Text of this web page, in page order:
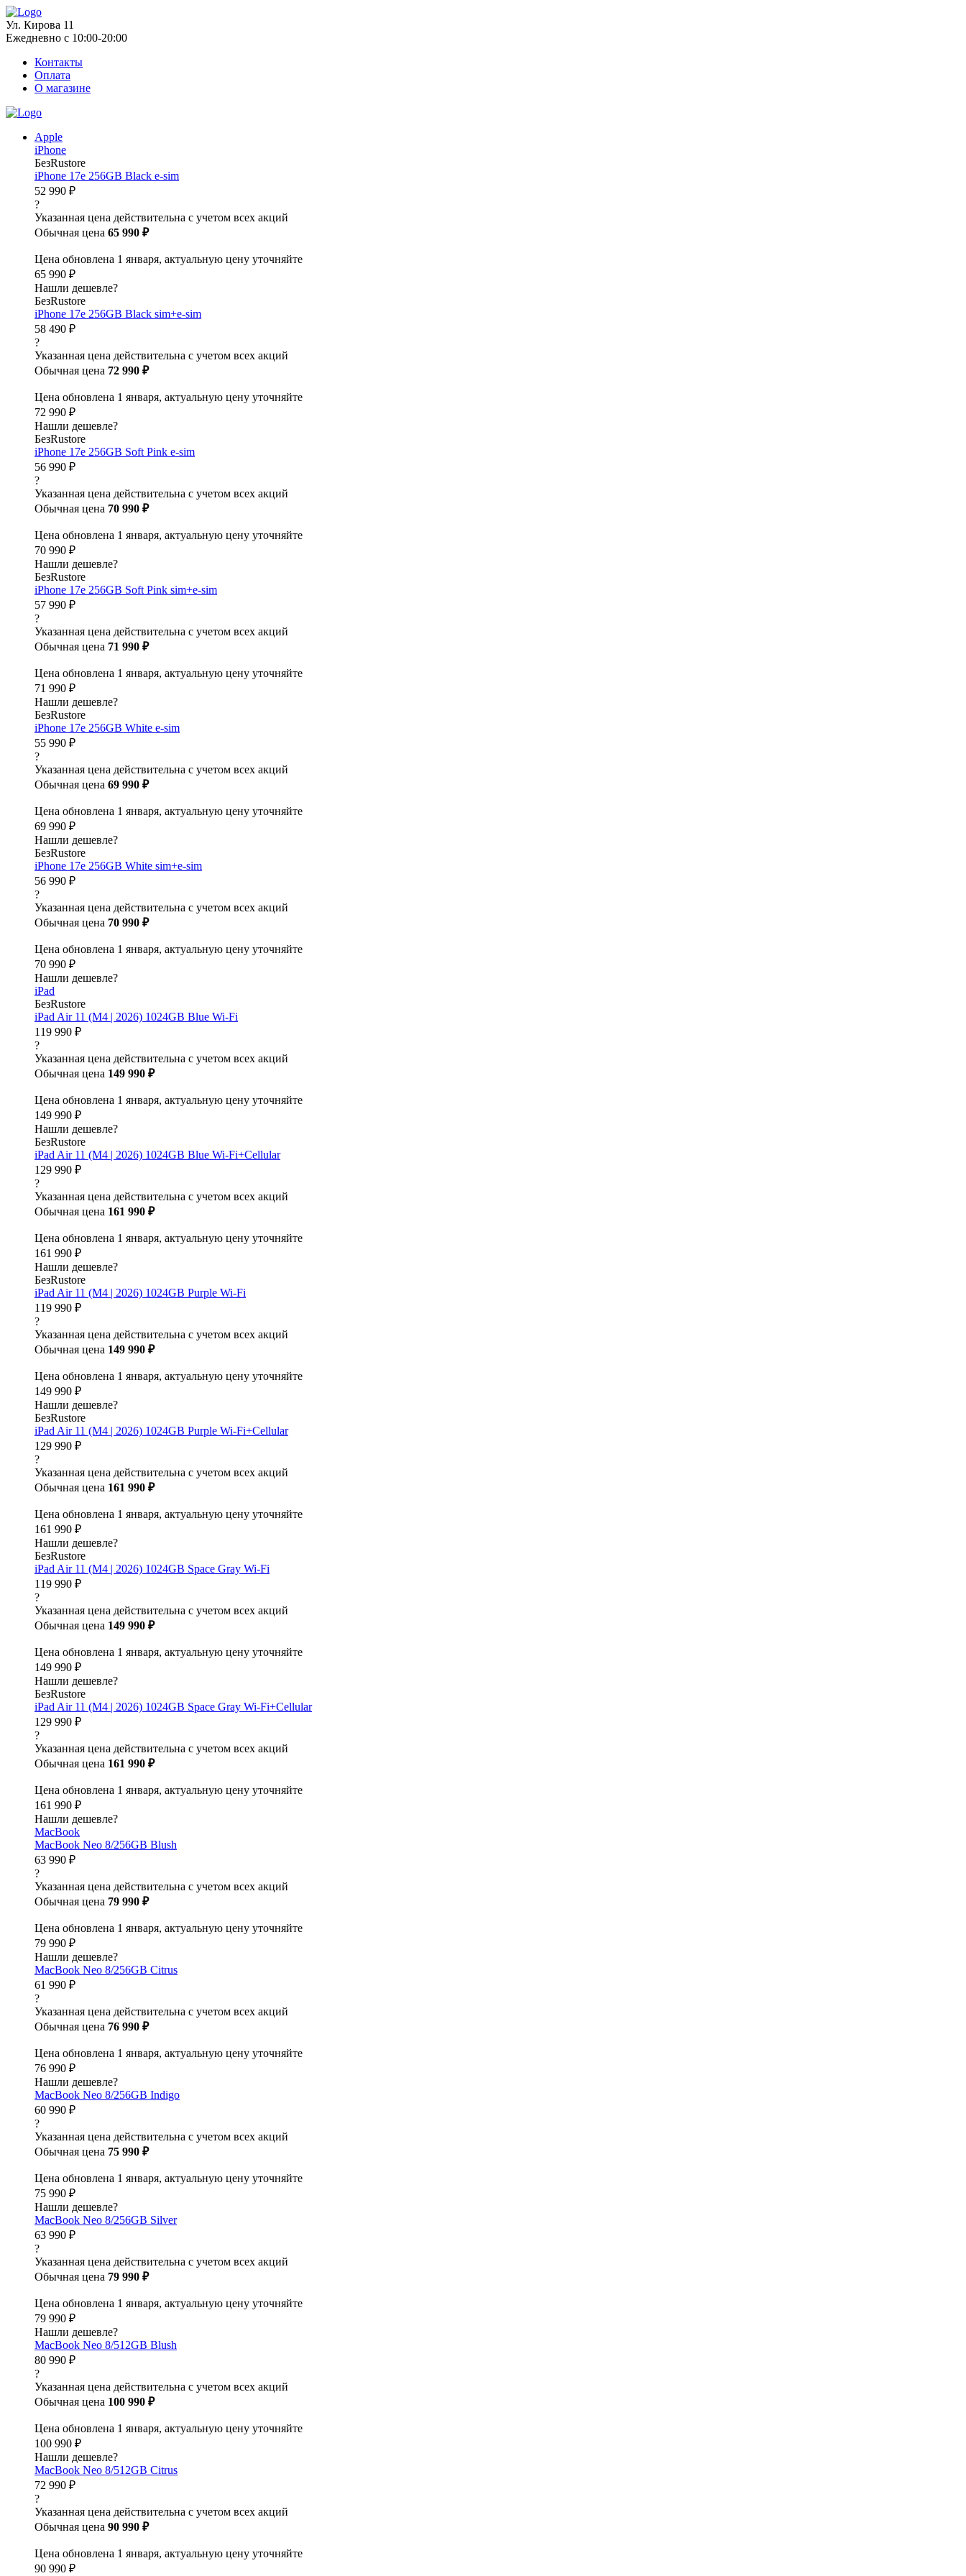
Ул. Кирова 11
Ежедневно с 10:00-20:00
Контакты
Оплата
О магазине
Apple
iPhone
БезRustore
iPhone 17e 256GB Black e-sim
52 990 ₽
?
Указанная цена действительна с учетом всех акций
Обычная цена 65 990 ₽
Цена обновлена 1 января, актуальную цену уточняйте
65 990 ₽
Нашли дешевле?
БезRustore
iPhone 17e 256GB Black sim+e-sim
58 490 ₽
?
Указанная цена действительна с учетом всех акций
Обычная цена 72 990 ₽
Цена обновлена 1 января, актуальную цену уточняйте
72 990 ₽
Нашли дешевле?
БезRustore
iPhone 17e 256GB Soft Pink e-sim
56 990 ₽
?
Указанная цена действительна с учетом всех акций
Обычная цена 70 990 ₽
Цена обновлена 1 января, актуальную цену уточняйте
70 990 ₽
Нашли дешевле?
БезRustore
iPhone 17e 256GB Soft Pink sim+e-sim
57 990 ₽
?
Указанная цена действительна с учетом всех акций
Обычная цена 71 990 ₽
Цена обновлена 1 января, актуальную цену уточняйте
71 990 ₽
Нашли дешевле?
БезRustore
iPhone 17e 256GB White e-sim
55 990 ₽
?
Указанная цена действительна с учетом всех акций
Обычная цена 69 990 ₽
Цена обновлена 1 января, актуальную цену уточняйте
69 990 ₽
Нашли дешевле?
БезRustore
iPhone 17e 256GB White sim+e-sim
56 990 ₽
?
Указанная цена действительна с учетом всех акций
Обычная цена 70 990 ₽
Цена обновлена 1 января, актуальную цену уточняйте
70 990 ₽
Нашли дешевле?
iPad
БезRustore
iPad Air 11 (M4 | 2026) 1024GB Blue Wi-Fi
119 990 ₽
?
Указанная цена действительна с учетом всех акций
Обычная цена 149 990 ₽
Цена обновлена 1 января, актуальную цену уточняйте
149 990 ₽
Нашли дешевле?
БезRustore
iPad Air 11 (M4 | 2026) 1024GB Blue Wi-Fi+Cellular
129 990 ₽
?
Указанная цена действительна с учетом всех акций
Обычная цена 161 990 ₽
Цена обновлена 1 января, актуальную цену уточняйте
161 990 ₽
Нашли дешевле?
БезRustore
iPad Air 11 (M4 | 2026) 1024GB Purple Wi-Fi
119 990 ₽
?
Указанная цена действительна с учетом всех акций
Обычная цена 149 990 ₽
Цена обновлена 1 января, актуальную цену уточняйте
149 990 ₽
Нашли дешевле?
БезRustore
iPad Air 11 (M4 | 2026) 1024GB Purple Wi-Fi+Cellular
129 990 ₽
?
Указанная цена действительна с учетом всех акций
Обычная цена 161 990 ₽
Цена обновлена 1 января, актуальную цену уточняйте
161 990 ₽
Нашли дешевле?
БезRustore
iPad Air 11 (M4 | 2026) 1024GB Space Gray Wi-Fi
119 990 ₽
?
Указанная цена действительна с учетом всех акций
Обычная цена 149 990 ₽
Цена обновлена 1 января, актуальную цену уточняйте
149 990 ₽
Нашли дешевле?
БезRustore
iPad Air 11 (M4 | 2026) 1024GB Space Gray Wi-Fi+Cellular
129 990 ₽
?
Указанная цена действительна с учетом всех акций
Обычная цена 161 990 ₽
Цена обновлена 1 января, актуальную цену уточняйте
161 990 ₽
Нашли дешевле?
MacBook
MacBook Neo 8/256GB Blush
63 990 ₽
?
Указанная цена действительна с учетом всех акций
Обычная цена 79 990 ₽
Цена обновлена 1 января, актуальную цену уточняйте
79 990 ₽
Нашли дешевле?
MacBook Neo 8/256GB Citrus
61 990 ₽
?
Указанная цена действительна с учетом всех акций
Обычная цена 76 990 ₽
Цена обновлена 1 января, актуальную цену уточняйте
76 990 ₽
Нашли дешевле?
MacBook Neo 8/256GB Indigo
60 990 ₽
?
Указанная цена действительна с учетом всех акций
Обычная цена 75 990 ₽
Цена обновлена 1 января, актуальную цену уточняйте
75 990 ₽
Нашли дешевле?
MacBook Neo 8/256GB Silver
63 990 ₽
?
Указанная цена действительна с учетом всех акций
Обычная цена 79 990 ₽
Цена обновлена 1 января, актуальную цену уточняйте
79 990 ₽
Нашли дешевле?
MacBook Neo 8/512GB Blush
80 990 ₽
?
Указанная цена действительна с учетом всех акций
Обычная цена 100 990 ₽
Цена обновлена 1 января, актуальную цену уточняйте
100 990 ₽
Нашли дешевле?
MacBook Neo 8/512GB Citrus
72 990 ₽
?
Указанная цена действительна с учетом всех акций
Обычная цена 90 990 ₽
Цена обновлена 1 января, актуальную цену уточняйте
90 990 ₽